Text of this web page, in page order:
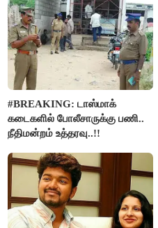
#BREAKING: டாஸ்மாக்
கடைகளில் போலீசாருக்கு பணி..
நீதிமன்றம் உத்தரவு..!!